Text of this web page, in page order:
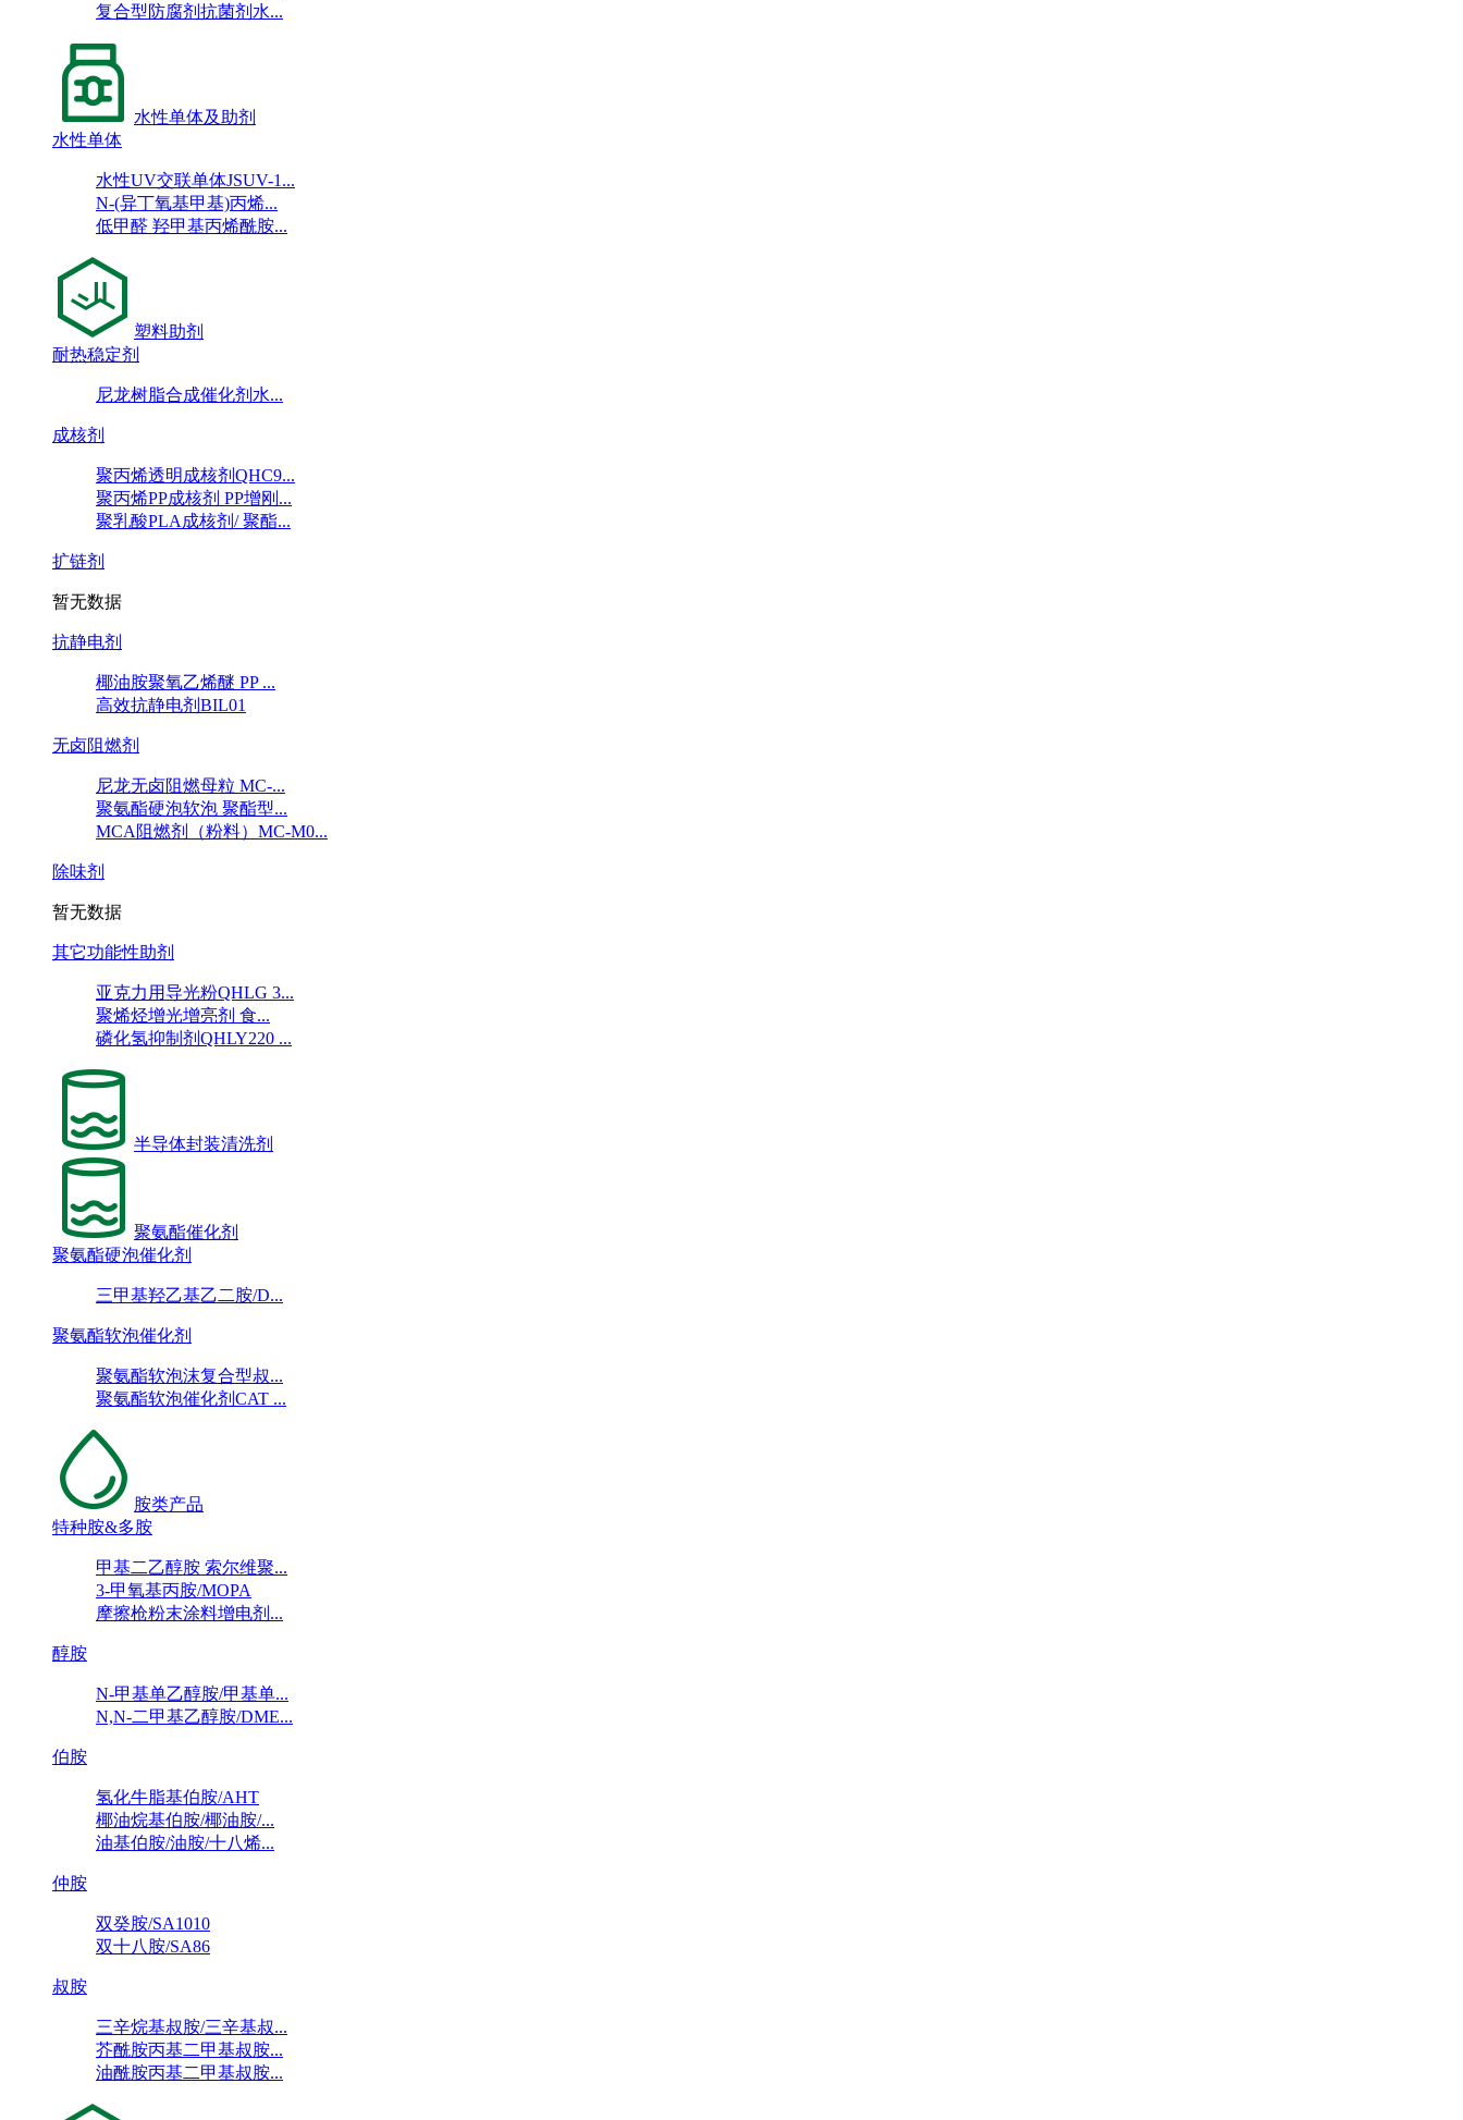
复合型防腐剂抗菌剂水...
水性单体及助剂
水性单体
水性UV交联单体JSUV-1...
N-(异丁氧基甲基)丙烯...
低甲醛 羟甲基丙烯酰胺...
塑料助剂
耐热稳定剂
尼龙树脂合成催化剂水...
成核剂
聚丙烯透明成核剂QHC9...
聚丙烯PP成核剂 PP增刚...
聚乳酸PLA成核剂/ 聚酯...
扩链剂
暂无数据
抗静电剂
椰油胺聚氧乙烯醚 PP ...
高效抗静电剂BIL01
无卤阻燃剂
尼龙无卤阻燃母粒 MC-...
聚氨酯硬泡软泡 聚酯型...
MCA阻燃剂（粉料）MC-M0...
除味剂
暂无数据
其它功能性助剂
亚克力用导光粉QHLG 3...
聚烯烃增光增亮剂 食...
磷化氢抑制剂QHLY220 ...
半导体封装清洗剂
聚氨酯催化剂
聚氨酯硬泡催化剂
三甲基羟乙基乙二胺/D...
聚氨酯软泡催化剂
聚氨酯软泡沫复合型叔...
聚氨酯软泡催化剂CAT ...
胺类产品
特种胺&多胺
甲基二乙醇胺 索尔维聚...
3-甲氧基丙胺/MOPA
摩擦枪粉末涂料增电剂...
醇胺
N-甲基单乙醇胺/甲基单...
N,N-二甲基乙醇胺/DME...
伯胺
氢化牛脂基伯胺/AHT
椰油烷基伯胺/椰油胺/...
油基伯胺/油胺/十八烯...
仲胺
双癸胺/SA1010
双十八胺/SA86
叔胺
三辛烷基叔胺/三辛基叔...
芥酰胺丙基二甲基叔胺...
油酰胺丙基二甲基叔胺...